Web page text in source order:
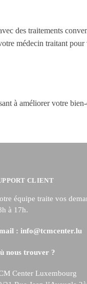
des traitements
médecin traitant pour
à améliorer votre
CLIENT
équipe traite vos
à 17h.
: info@tcmcenter.lu
nous trouver ?
Center Luxembourg